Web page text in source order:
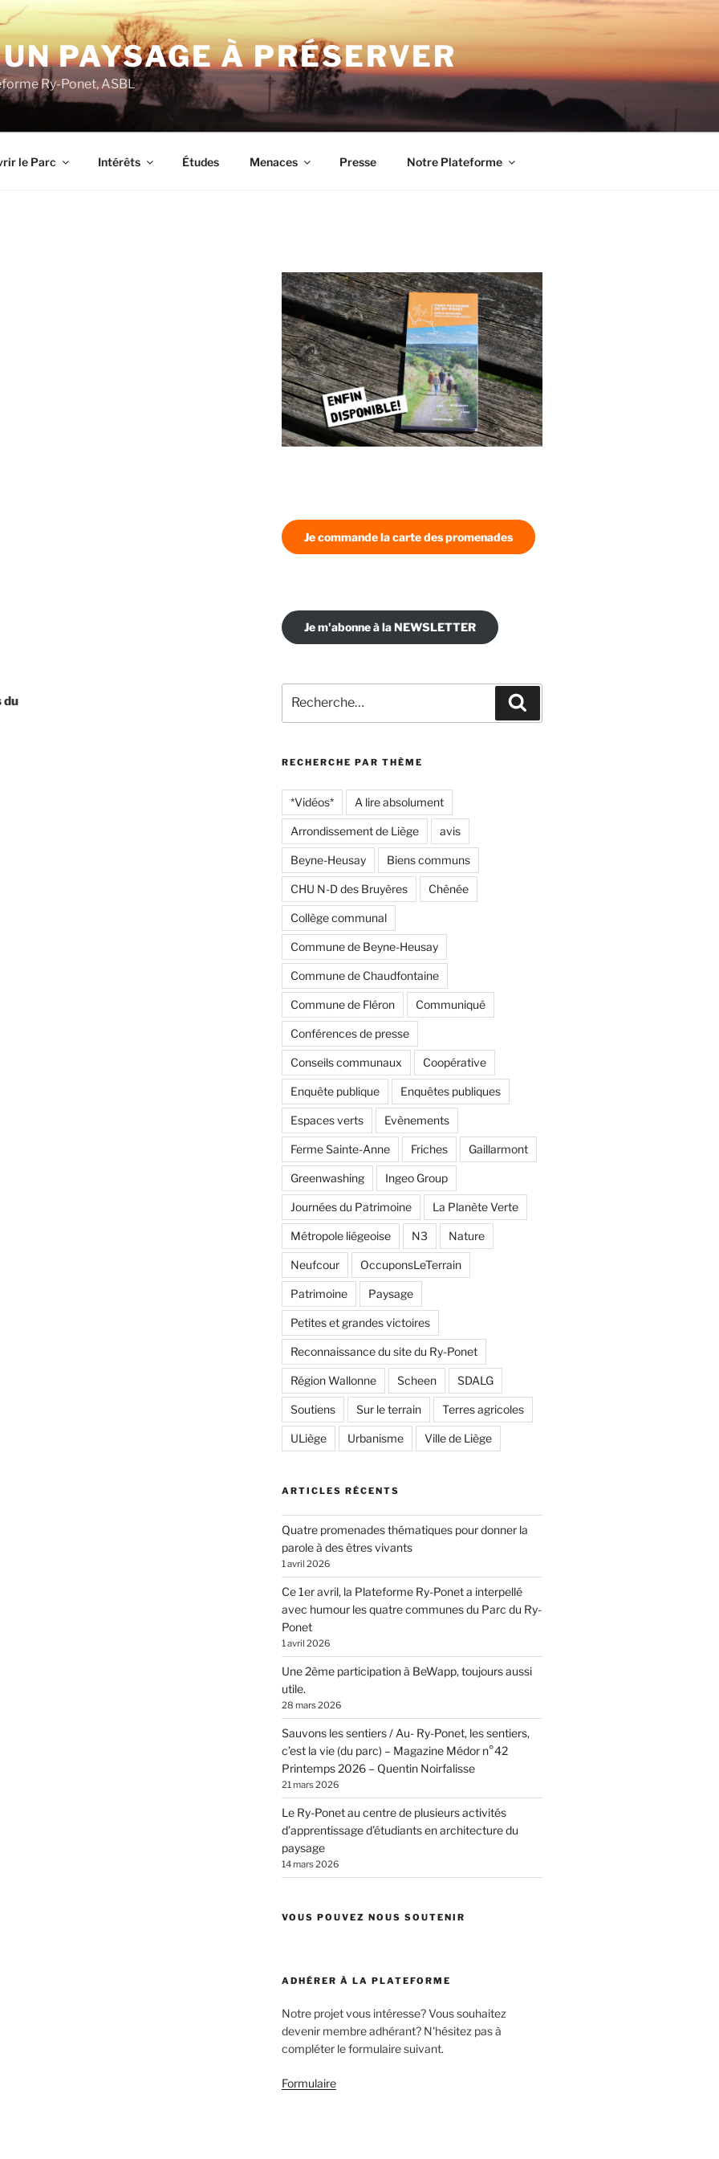
PAYSAGE À PRÉSERVER
Ry-Ponet, ASBL
le Parc Intérêts Études Menaces Presse Notre Plateforme
du
Je commande la carte des promenades
Je m'abonne à la NEWSLETTER
pour
:
RECHERCHE PAR THÈME
*Vidéos* A lire absolument
Arrondissement de Liège avis
Beyne-Heusay Biens communs
CHU N-D des Bruyères Chênée
Collège communal
Commune de Beyne-Heusay
Commune de Chaudfontaine
Commune de Fléron Communiqué
Conférences de presse
Conseils communaux Coopérative
Enquête publique Enquêtes publiques
Espaces verts Evènements
Ferme Sainte-Anne Friches Gaillarmont
Greenwashing Ingeo Group
Journées du Patrimoine La Planète Verte
Métropole liégeoise N3 Nature
Neufcour OccuponsLeTerrain
Patrimoine Paysage
Petites et grandes victoires
Reconnaissance du site du Ry-Ponet
Région Wallonne Scheen SDALG
Soutiens Sur le terrain Terres agricoles
ULiège Urbanisme Ville de Liège
ARTICLES RÉCENTS
Quatre promenades thématiques pour donner la
parole à des êtres vivants
1 avril 2026
Ce 1er avril, la Plateforme Ry-Ponet a interpellé
avec humour les quatre communes du Parc du Ry-
Ponet
1 avril 2026
Une 2ème participation à BeWapp, toujours aussi
utile.
28 mars 2026
Sauvons les sentiers / Au- Ry-Ponet, les sentiers,
c’est la vie (du parc) – Magazine Médor n°42
Printemps 2026 – Quentin Noirfalisse
21 mars 2026
Le Ry-Ponet au centre de plusieurs activités
d’apprentissage d’étudiants en architecture du
paysage
14 mars 2026
VOUS POUVEZ NOUS SOUTENIR
ADHÉRER À LA PLATEFORME
Notre projet vous intéresse? Vous souhaitez
devenir membre adhérant? N'hésitez pas à
compléter le formulaire suivant.
Formulaire